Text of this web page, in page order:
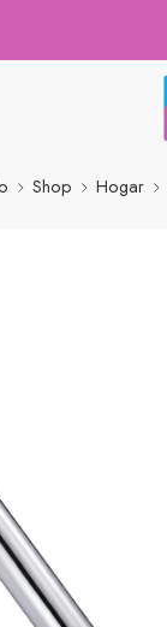
Shop Hogar